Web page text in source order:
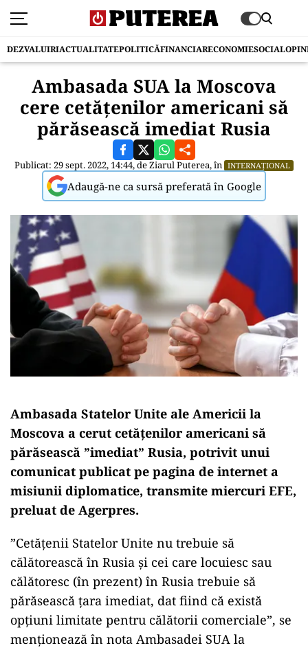
DEZVALUIRIACTUALITATEPOLITICĂFINANCIARECONOMIESOCIAL
Ambasada SUA la Moscova
cere cetățenilor americani să
părăsească imediat Rusia
Publicat: 29 sept. 2022, 14:44, deZiarul Puterea, în INTERNAȚIONAL
Adaugă-ne ca sursă preferată în Google
Ambasada Statelor Unite ale Americii la
Moscova a cerut cetăţenilor americani să
părăsească ”imediat” Rusia, potrivit unui
comunicat publicat pe pagina de internet a
misiunii diplomatice, transmite miercuri EFE,
preluat de Agerpres.
”Cetăţenii Statelor Unite nu trebuie să
călătorească în Rusia şi cei care locuiesc sau
călătoresc (în prezent) în Rusia trebuie să
părăsească ţara imediat, dat fiind că există
opţiuni limitate pentru călătorii comerciale”, se
menţionează în nota Ambasadei SUA la